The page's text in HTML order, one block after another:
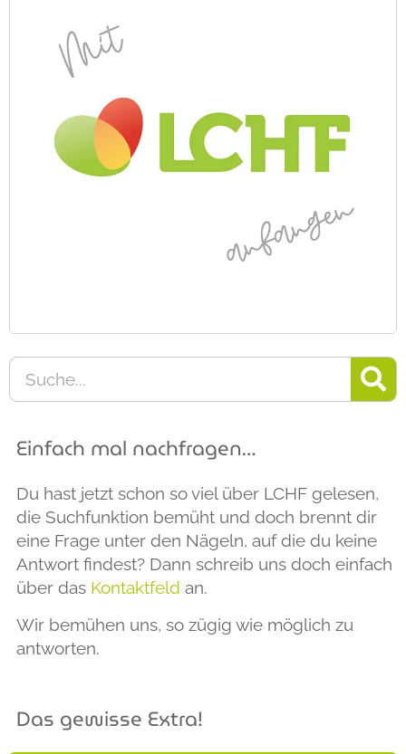
Einfach mal nachfragen…
Du hast jetzt schon so viel über LCHF gelesen,
die Suchfunktion bemüht und doch brennt dir
eine Frage unter den Nägeln, auf die du keine
Antwort findest? Dann schreib uns doch einfach
über das Kontaktfeld an.
Wir bemühen uns, so zügig wie möglich zu
antworten.
Das gewisse Extra!